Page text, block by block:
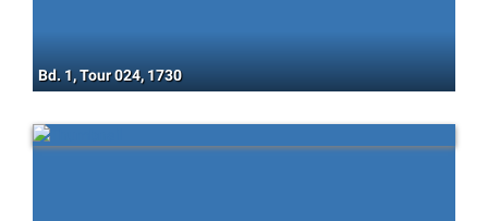
Bd. 1, Tour 024, 1730